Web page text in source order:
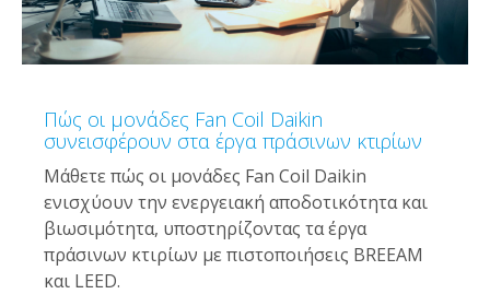
Πώς οι μονάδες Fan Coil Daikin
συνεισφέρουν στα έργα πράσινων κτιρίων
Μάθετε πώς οι μονάδες Fan Coil Daikin
ενισχύουν την ενεργειακή αποδοτικότητα και
βιωσιμότητα, υποστηρίζοντας τα έργα
πράσινων κτιρίων με πιστοποιήσεις BREEAM
και LEED.